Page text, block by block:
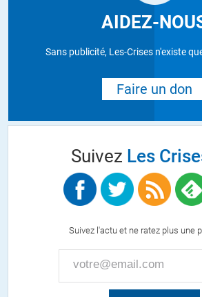
AIDEZ-
Sans publicité, Les-Crises n'existe
Faire un don
Suivez Les
Suivez l'actu et ne ratez plus une